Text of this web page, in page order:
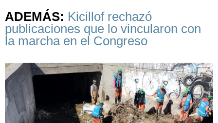
ADEMÁS: Kicillof rechazó
publicaciones que lo vincularon con
la marcha en el Congreso